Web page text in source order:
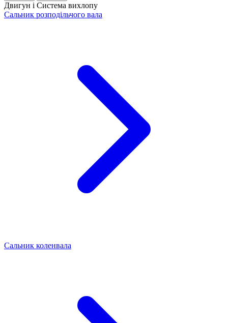
Двигун і Система вихлопу
Сальник розподільчого вала
Сальник коленвала